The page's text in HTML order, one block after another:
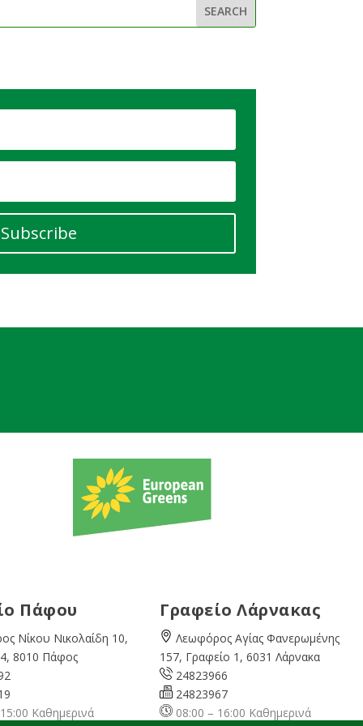
Subscribe
Πάφου
Νίκου Νικολαίδη 10,
8010 Πάφος
Καθημερινά
Γραφείο Λάρνακας
Λεωφόρος Αγίας Φανερωμένης
157, Γραφείο 1, 6031 Λάρνακα
24823966
24823967
08:00 – 16:00 Καθημερινά